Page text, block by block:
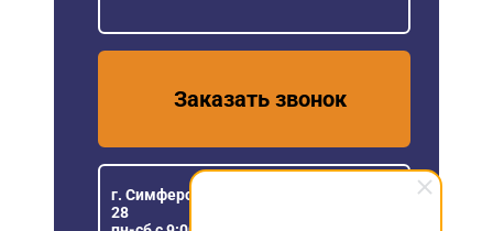
Заказать звонок
г. Симферополь ул Генерала Васильева,
28